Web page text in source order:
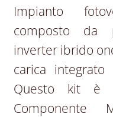
Impianto
composto da
inverter ibrido
carica integrato
Questo kit
Componente